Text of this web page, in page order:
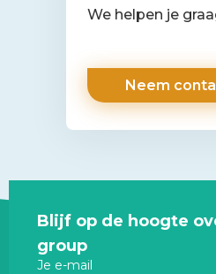
We helpen je
Neem
Site
footer
Blijf op de hoogte
group
Je e-mail